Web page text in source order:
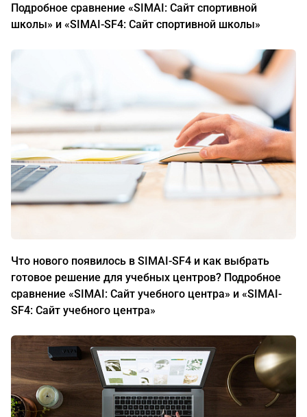
Подробное сравнение «SIMAI: Сайт спортивной
школы» и «SIMAI-SF4: Сайт спортивной школы»
Что нового появилось в SIMAI-SF4 и как выбрать
готовое решение для учебных центров? Подробное
сравнение «SIMAI: Сайт учебного центра» и «SIMAI-
SF4: Сайт учебного центра»